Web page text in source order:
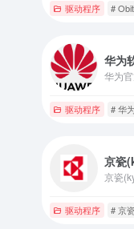
驱动程序 #
华为
华为
驱动程序 # 华
京瓷
京瓷
驱动程序 # 京